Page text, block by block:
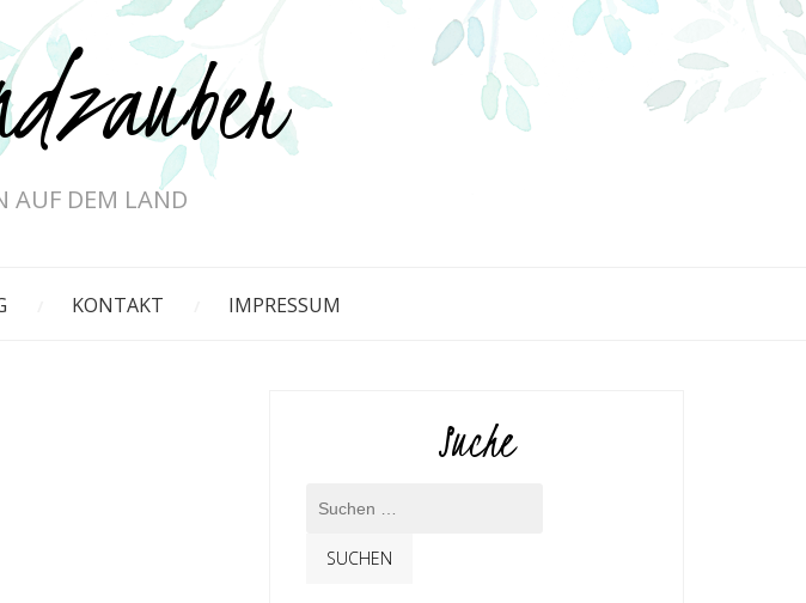
AUF DEM LAND
KONTAKT IMPRESSUM
Suche